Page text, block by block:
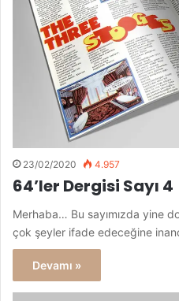
23/02/2020 4.957
64’ler Dergisi Sayı 4
Merhaba… Bu sayımızda yine
çok şeyler ifade edeceğine
Devamı »